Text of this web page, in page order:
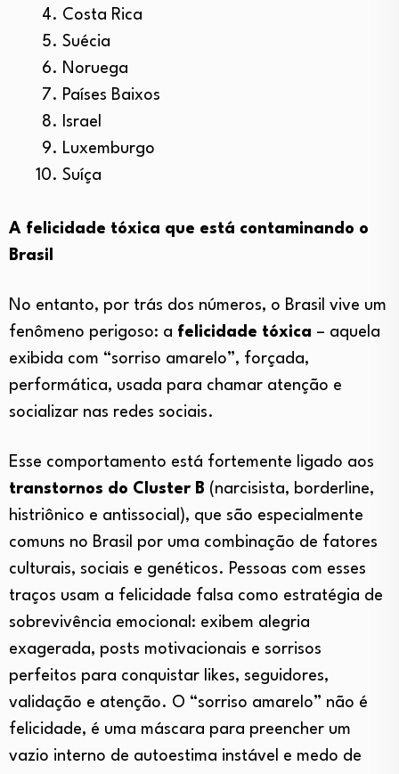
Costa Rica
Suécia
Noruega
Países Baixos
Israel
Luxemburgo
Suíça
A felicidade tóxica que está contaminando o
Brasil
No entanto, por trás dos números, o Brasil vive um
fenômeno perigoso: a felicidade tóxica – aquela
exibida com “sorriso amarelo”, forçada,
performática, usada para chamar atenção e
socializar nas redes sociais.
Esse comportamento está fortemente ligado aos
transtornos do Cluster B (narcisista, borderline,
histriônico e antissocial), que são especialmente
comuns no Brasil por uma combinação de fatores
culturais, sociais e genéticos. Pessoas com esses
traços usam a felicidade falsa como estratégia de
sobrevivência emocional: exibem alegria
exagerada, posts motivacionais e sorrisos
perfeitos para conquistar likes, seguidores,
validação e atenção. O “sorriso amarelo” não é
felicidade, é uma máscara para preencher um
vazio interno de autoestima instável e medo de